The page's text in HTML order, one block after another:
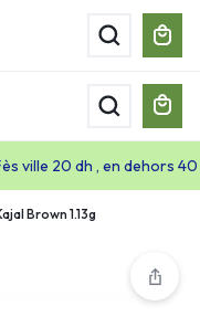
ville 20 dh , en dehors
Brown 1.13g